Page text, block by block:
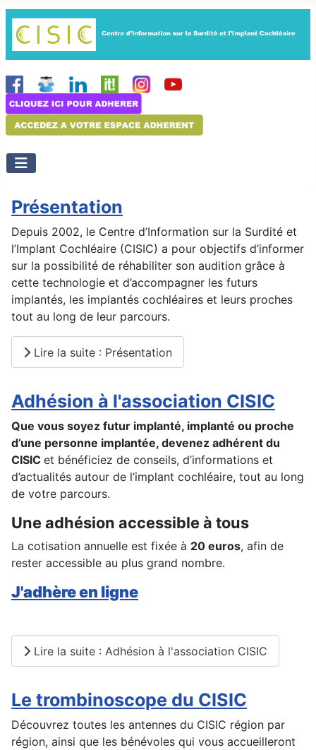
Présentation
Depuis 2002, le Centre d’Information sur la Surdité et
l’Implant Cochléaire (CISIC) a pour objectifs d’informer
sur la possibilité de réhabiliter son audition grâce à
cette technologie et d’accompagner les futurs
implantés, les implantés cochléaires et leurs proches
tout au long de leur parcours.
Lire la suite : Présentation
Adhésion à l'association CISIC
Que vous soyez futur implanté, implanté ou proche
d’une personne implantée, devenez adhérent du
CISIC et bénéficiez de conseils, d’informations et
d’actualités autour de l’implant cochléaire, tout au long
de votre parcours.
Une adhésion accessible à tous
La cotisation annuelle est fixée à 20 euros, afin de
rester accessible au plus grand nombre.
J'adhère en ligne
Lire la suite : Adhésion à l'association CISIC
Le trombinoscope du CISIC
Découvrez toutes les antennes du CISIC région par
région, ainsi que les bénévoles qui vous accueilleront